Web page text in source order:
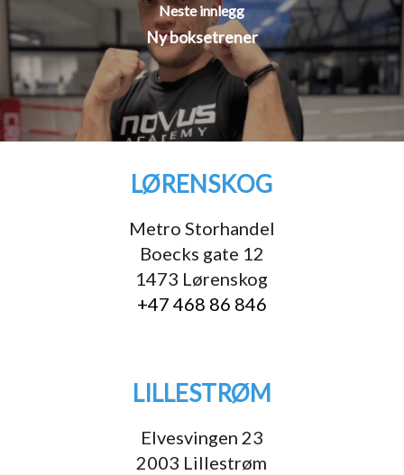
Neste innlegg
Ny boksetrener
LØRENSKOG
Metro Storhandel
Boecks gate 12
1473 Lørenskog
+47 468 86 846
LILLESTRØM
Elvesvingen 23
2003 Lillestrøm